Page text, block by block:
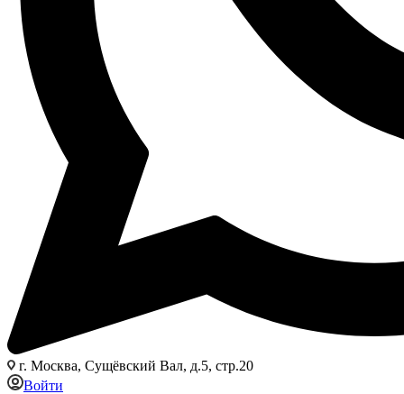
г. Москва, Сущёвский Вал, д.5, стр.20
Войти